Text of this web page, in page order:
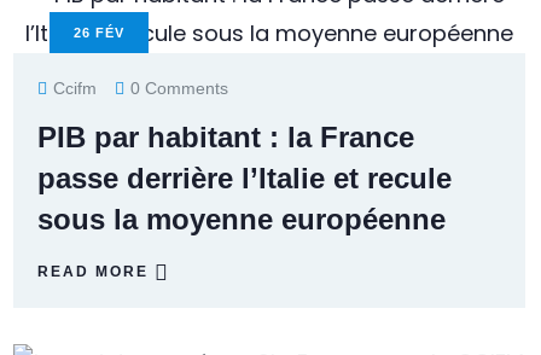
26 FÉV
Ccifm 0 Comments
PIB par habitant : la France
passe derrière l’Italie et recule
sous la moyenne européenne
READ MORE